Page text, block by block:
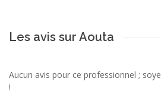
Les avis sur Aouta
Aucun avis pour ce professionnel ;
!